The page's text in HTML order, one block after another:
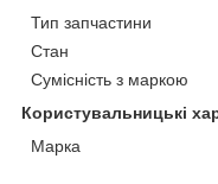
Тип запчастини
Стан
Сумісність з маркою
Користувальницькі
Марка